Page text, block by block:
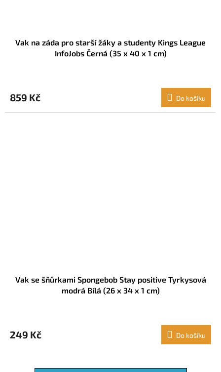
Vak na záda pro starší žáky a studenty Kings League
InfoJobs Černá (35 x 40 x 1 cm)
859 Kč Do košíku
Vak se šňůrkami Spongebob Stay positive Tyrkysová
modrá Bílá (26 x 34 x 1 cm)
249 Kč Do košíku